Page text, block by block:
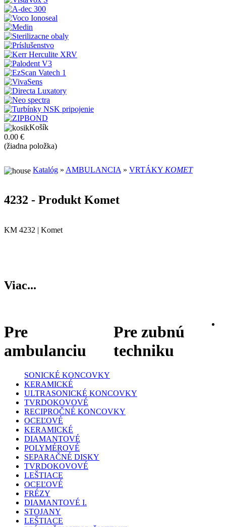
Košík
0.00 €
(žiadna položka)
Katalóg » AMBULANCIA » VRTÁKY KOMET
4232 - Produkt Komet
KM 4232 | Komet
Viac...
Pre
ambulanciu
Pre zubnú
techniku
SONICKÉ KONCOVKY
KERAMICKÉ
ULTRASONICKÉ KONCOVKY
TVRDOKOVOVÉ
RECIPROČNÉ KONCOVKY
OCEĽOVÉ
KERAMICKÉ
DIAMANTOVÉ
POLYMÉROVÉ
SEPARAČNÉ DISKY
TVRDOKOVOVÉ
LEŠTIACE
OCEĽOVÉ
FRÉZY
DIAMANTOVÉ I.
STOJANY
LEŠTIACE